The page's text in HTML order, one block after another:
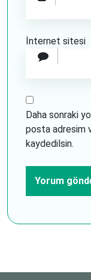
İnternet sitesi
Daha sonraki
posta adresim
kaydedilsin.